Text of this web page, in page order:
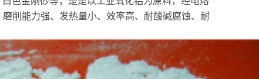
削能力强、发热量小、效率高、耐酸碱腐蚀、耐